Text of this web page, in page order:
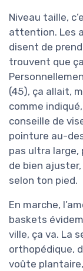
Niveau taille,
attention. Les
disent de
trouvent que
(45), ça allait,
comme
conseille de
pointure au-
pas ultra
de bien
selon ton pied.
En marche,
baskets
ville, ça va. La
orthopédique,
voûte